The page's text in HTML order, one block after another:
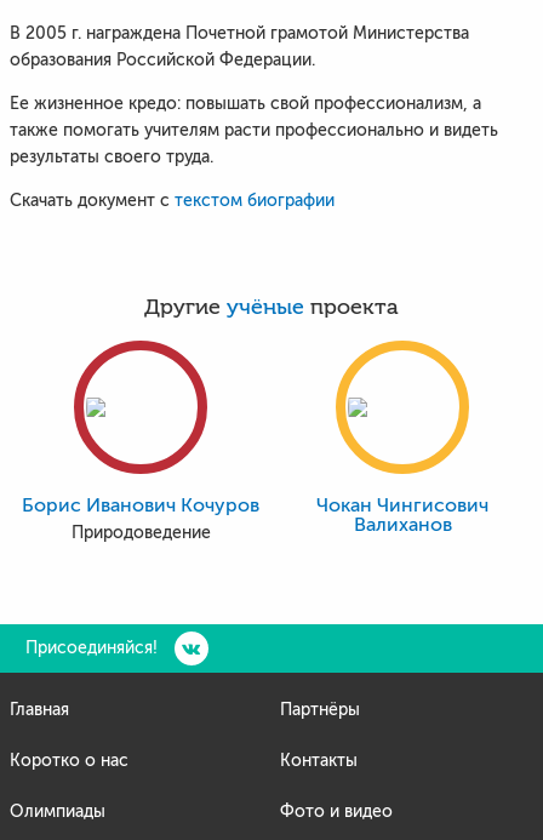
В 2005 г. награждена Почетной грамотой Министерства
образования Российской Федерации.
Ее жизненное кредо: повышать свой профессионализм, а
также помогать учителям расти профессионально и видеть
результаты своего труда.
Скачать документ с текстом биографии
Другие учёные проекта
Борис Иванович Кочуров
Природоведение
Чокан Чингисович
Валиханов
Присоединяйся!
Главная
Коротко о нас
Олимпиады
Партнёры
Контакты
Фото и видео